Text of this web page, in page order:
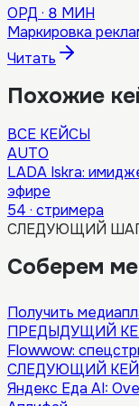
ОРД · 8 МИН
Маркировка
Читать
Похожие
ВСЕ КЕЙСЫ
AUTO
LADA Iskra:
эфире
54 · стримера
СЛЕДУЮЩИЙ
Соберем
Получить
ПРЕДЫДУЩИЙ
Flowwow:
СЛЕДУЮЩИЙ
Яндекс Еда AI: